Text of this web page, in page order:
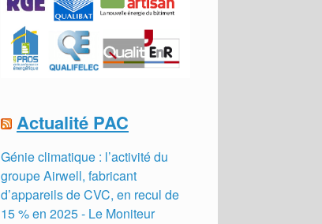
Actualité PAC
Génie climatique : l’activité du
groupe Airwell, fabricant
d’appareils de CVC, en recul de
15 % en 2025 - Le Moniteur